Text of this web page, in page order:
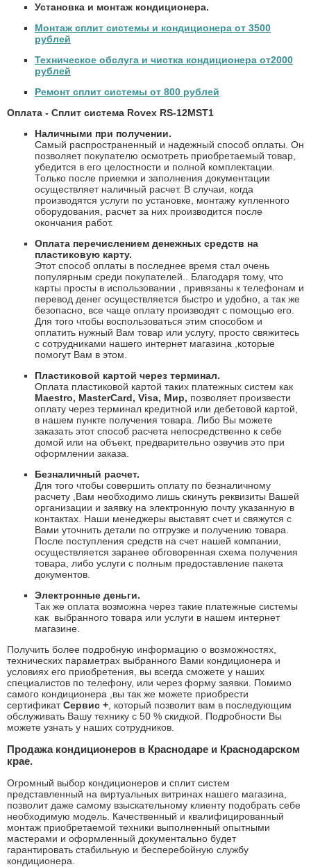
Установка и монтаж кондиционера.
Монтаж сплит системы и кондиционера от 3500
рублей
Техническое обслуга и чистка кондиционера от2000
рублей
Ремонт сплит системы от 800 рублей
Оплата - Сплит система Rovex RS-12MST1
Наличными при получении.
Самый распространенный и надежный способ оплаты. Он
позволяет покупателю осмотреть приобретаемый товар,
убедится в его целостности и полной комплектации.
Только после приемки и заполнения документации
осуществляет наличный расчет. В случаи, когда
производятся услуги по установке, монтажу купленного
оборудования, расчет за них производится после
окончания работ.
Оплата перечислением денежных средств на
пластиковую карту.
Этот способ оплаты в последнее время стал очень
популярным среди покупателей.. Благодаря тому, что
карты просты в использовании , привязаны к телефонам и
перевод денег осуществляется быстро и удобно, а так же
безопасно, все чаще оплату производят с помощью его.
Для того чтобы воспользоваться этим способом и
оплатить нужный Вам товар или услугу, просто свяжитесь
с сотрудниками нашего интернет магазина ,которые
помогут Вам в этом.
Пластиковой картой через терминал.
Оплата пластиковой картой таких платежных систем как
Maestro, MasterCard, Visa, Мир, позволяет произвести
оплату через терминал кредитной или дебетовой картой,
в нашем пункте получения товара. Либо Вы можете
заказать этот способ расчета непосредственно к себе
домой или на объект, предварительно озвучив это при
оформлении заказа.
Безналичный расчет.
Для того чтобы совершить оплату по безналичному
расчету ,Вам необходимо лишь скинуть реквизиты Вашей
организации и заявку на электронную почту указанную в
контактах. Наши менеджеры выставят счет и свяжутся с
Вами уточнить детали по отгрузке и получению товара.
После поступления средств на счет нашей компании,
осуществляется заранее обговоренная схема получения
товара, либо услуги с полным предоставление пакета
документов.
Электронные деньги.
Так же оплата возможна через такие платежные системы
как выбранного товара или услуги в нашем интернет
магазине.
Получить более подробную информацию о возможностях,
технических параметрах выбранного Вами кондиционера и
условиях его приобретения, вы всегда сможете у наших
специалистов по телефону, или через форму заявки. Помимо
самого кондиционера ,вы так же можете приобрести
сертификатСервис + , который позволит вам в последующим
обслуживать Вашу технику с 50 % скидкой. Подробности Вы
можете узнать у наших сотрудников.
Продажа кондиционеров в Краснодаре и Краснодарском
крае.
Огромный выбор кондиционеров и сплит систем
представленный на виртуальных витринах нашего магазина,
позволит даже самому взыскательному клиенту подобрать себе
необходимую модель. Качественный и квалифицированный
монтаж приобретаемой техники выполненный опытными
мастерами и оформленный документально будет
гарантировать стабильную и бесперебойную службу
кондиционера.